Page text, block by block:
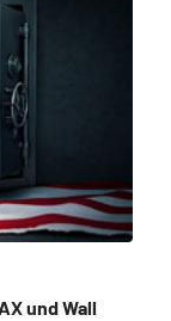
und Wall